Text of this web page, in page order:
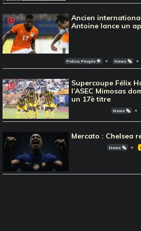
Ancien
Antoine lance un
Potins People 🌟 News 🗞️
Supercoupe Félix
l’ASEC Mimosas
un 17è titre
News 🗞️
Mercato : Chelsea
News 🗞️